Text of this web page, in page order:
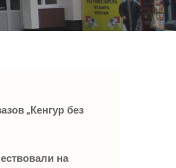
„Кенгур без
на